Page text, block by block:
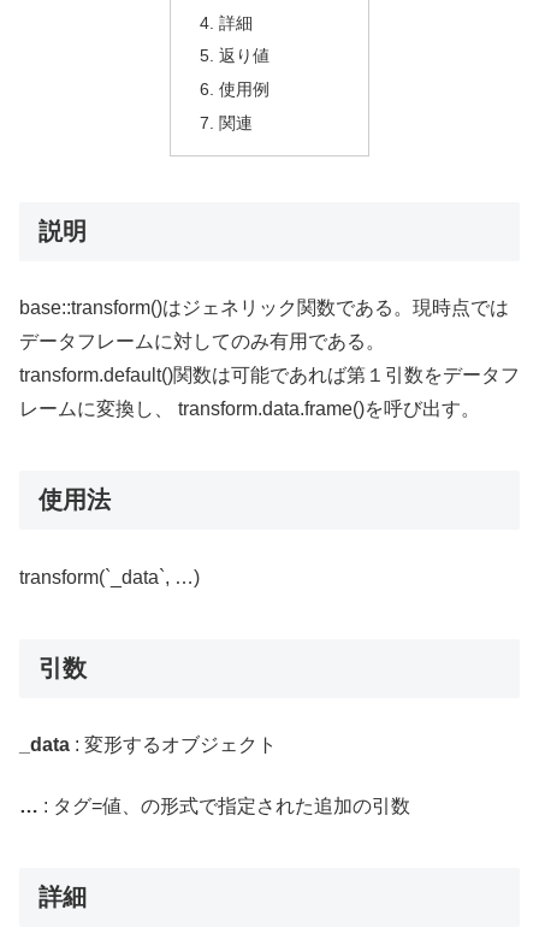
詳細
返り値
使用例
関連
説明
base::transform()はジェネリック関数である。現時点では
データフレームに対してのみ有用である。
transform.default()関数は可能であれば第１引数をデータフ
レームに変換し、 transform.data.frame()を呼び出す。
使用法
transform(`_data`, …)
引数
_data : 変形するオブジェクト
… : タグ=値、の形式で指定された追加の引数
詳細